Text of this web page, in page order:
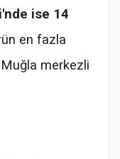
ise 14
en fazla
merkezli